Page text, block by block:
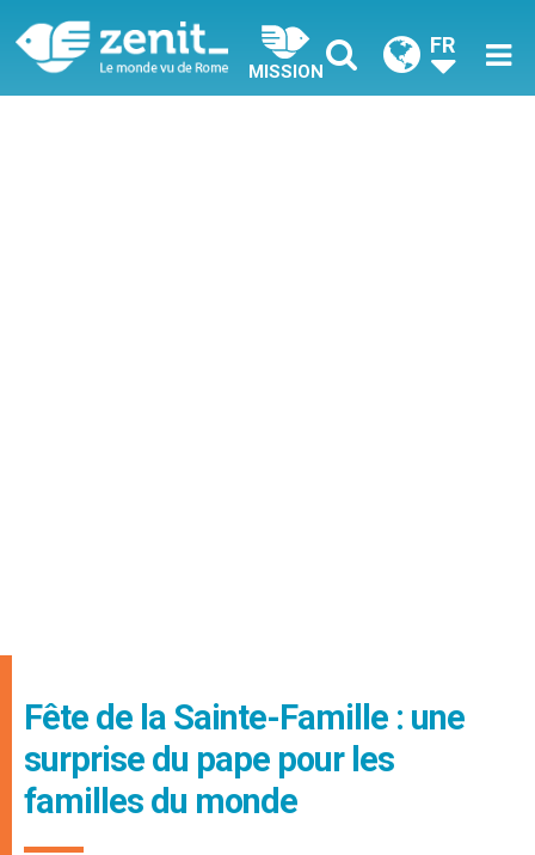
MISSION
FR
Fête de la Sainte-Famille : une
surprise du pape pour les
familles du monde